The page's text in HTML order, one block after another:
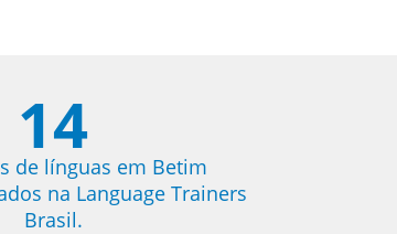
14
de línguas em Betim
na Language Trainers
Brasil.